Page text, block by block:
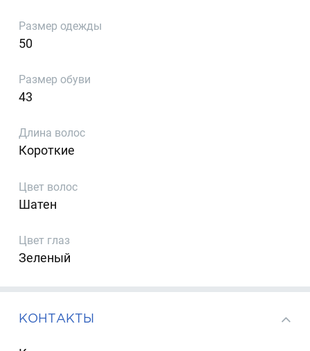
Размер одежды
50
Размер обуви
43
Длина волос
Короткие
Цвет волос
Шатен
Цвет глаз
Зеленый
КОНТАКТЫ